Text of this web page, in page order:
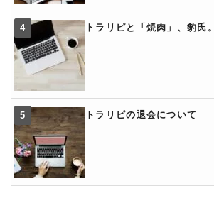
トラリピと「焼肉」、豹氏。
トラリピの退会について